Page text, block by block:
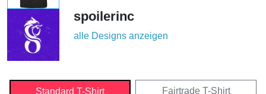
spoilerinc
alle Designs anzeigen
Standard T-Shirt Fairtrade T-Shirt